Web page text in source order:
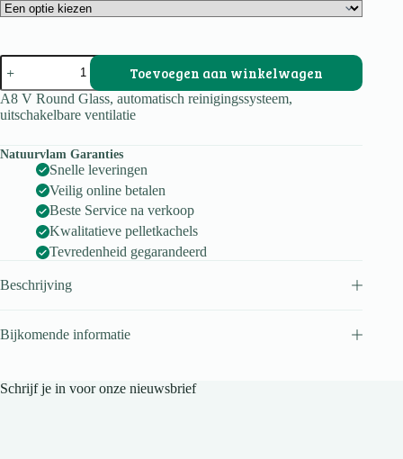
A8
V
Round
glas
aantal
Toevoegen aan winkelwagen
A8 V Round Glass, automatisch reinigingssysteem,
uitschakelbare ventilatie
Natuurvlam Garanties
Snelle leveringen
Veilig online betalen
Beste Service na verkoop
Kwalitatieve pelletkachels
Tevredenheid gegarandeerd
Beschrijving
Bijkomende informatie
Schrijf je in voor onze nieuwsbrief